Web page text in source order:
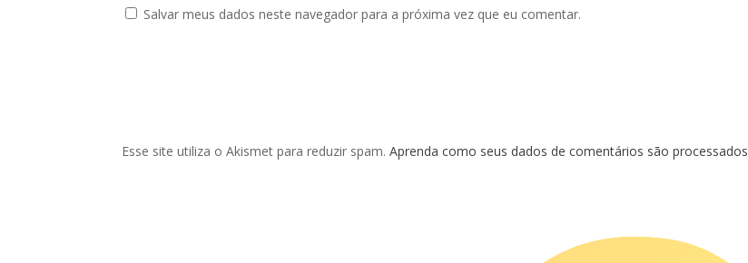
Salvar meus dados neste navegador para a próxima vez que eu comentar.
Esse site utiliza o Akismet para reduzir spam.Aprenda como seus dados de comentários são processados